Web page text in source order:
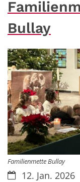
Bullay
Familienmette Bullay
Datum:12. Jan. 2026